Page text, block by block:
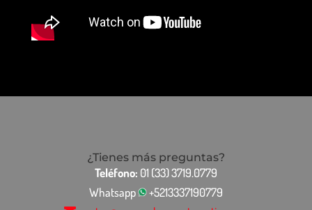
¿Tienes más preguntas?
Teléfono: 01 (33) 3719.0779
Whatsapp
+5213337190779